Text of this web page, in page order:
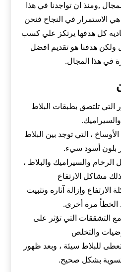
,ومنذ ان تواجدنا في هذا
الاستمرار في النجاح فنحن
كل هدفها يرتكز علي كسب
ولكن هدفنا هو تقديم افضل
في هذا المجال.
التي تلتصق بطبقات البلاط
والسيراميك.
، التي توجد بين البلاط
بلون أسود سيء.
والسيراميك والبلاط ،
مشاكل الارتفاع
وإزالة آثاره وتثبيت
الخطأ مرة أخرى.
التشققات التي تؤثر على
والتخلص
للبلاط سيئة ، وبعد ظهور
بشكل صحيح.